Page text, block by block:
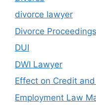
divorce lawyer
Divorce Proceedings
DUI
DWI Lawyer
Effect on Credit
Employment Law